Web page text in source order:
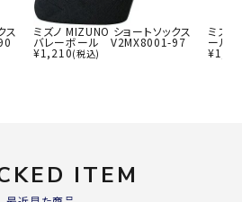
ス ミズノ MIZUNO ショートソックス
バレーボール V2MX8001-97
¥1,210(税込)
ミズ
ール
¥
ITEM